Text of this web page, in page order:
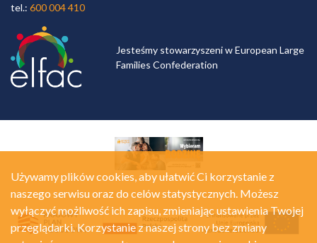
tel.: 600 004 410
Jesteśmy stowarzyszeni w European Large
Families Confederation
Używamy plików cookies, aby ułatwić Ci korzystanie z
naszego serwisu oraz do celów statystycznych. Możesz
wyłączyć możliwość ich zapisu, zmieniając ustawienia Twojej
przeglądarki. Korzystanie z naszej strony bez zmiany